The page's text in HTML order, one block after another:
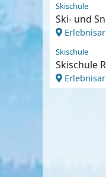
Skischule
Ski- und
Skischule
Skischule